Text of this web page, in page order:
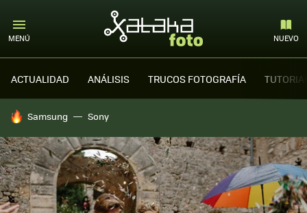
MENÚ NUEVO
ACTUALIDAD ANÁLISIS TRUCOS FOTOGRAFÍA
HOY SE HABLA DE
Samsung Sony